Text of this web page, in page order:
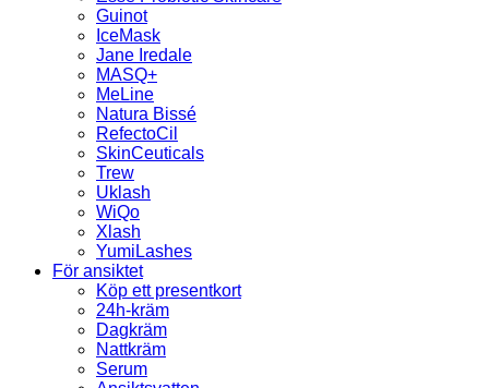
Guinot
IceMask
Jane Iredale
MASQ+
MeLine
Natura Bissé
RefectoCil
SkinCeuticals
Trew
Uklash
WiQo
Xlash
YumiLashes
För ansiktet
Köp ett presentkort
24h-kräm
Dagkräm
Nattkräm
Serum